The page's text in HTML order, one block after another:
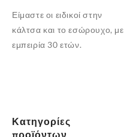
Είμαστε οι ειδικοί στην
κάλτσα και το εσώρουχο, με
εμπειρία 30 ετών.
Κατηγορίες
προϊόντων